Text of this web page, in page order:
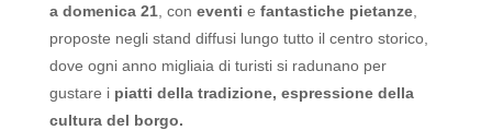
a domenica 21, con eventi e fantastiche pietanze,
proposte negli stand diffusi lungo tutto il centro storico,
dove ogni anno migliaia di turisti si radunano per
gustare i piatti della tradizione, espressione della
cultura del borgo.